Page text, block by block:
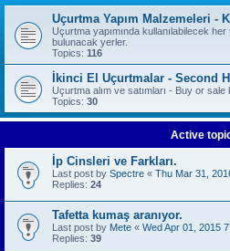
Uçurtma Yapım Malzemeleri -
Uçurtma yapımında kullanılabilecek
bulunacak yerler.
Topics: 116
İkinci El Uçurtmalar - Second
Uçurtma alım ve satımları - Buy or sale
Topics: 30
Active
İp Cinsleri ve Farkları.
Last post by Spectre « Thu Mar 31,
Replies: 24
Tafetta kumaş aranıyor.
Last post by Mete « Wed Apr 01, 2015
Replies: 39